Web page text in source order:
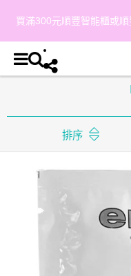
買滿300元順豐智能櫃或
排序